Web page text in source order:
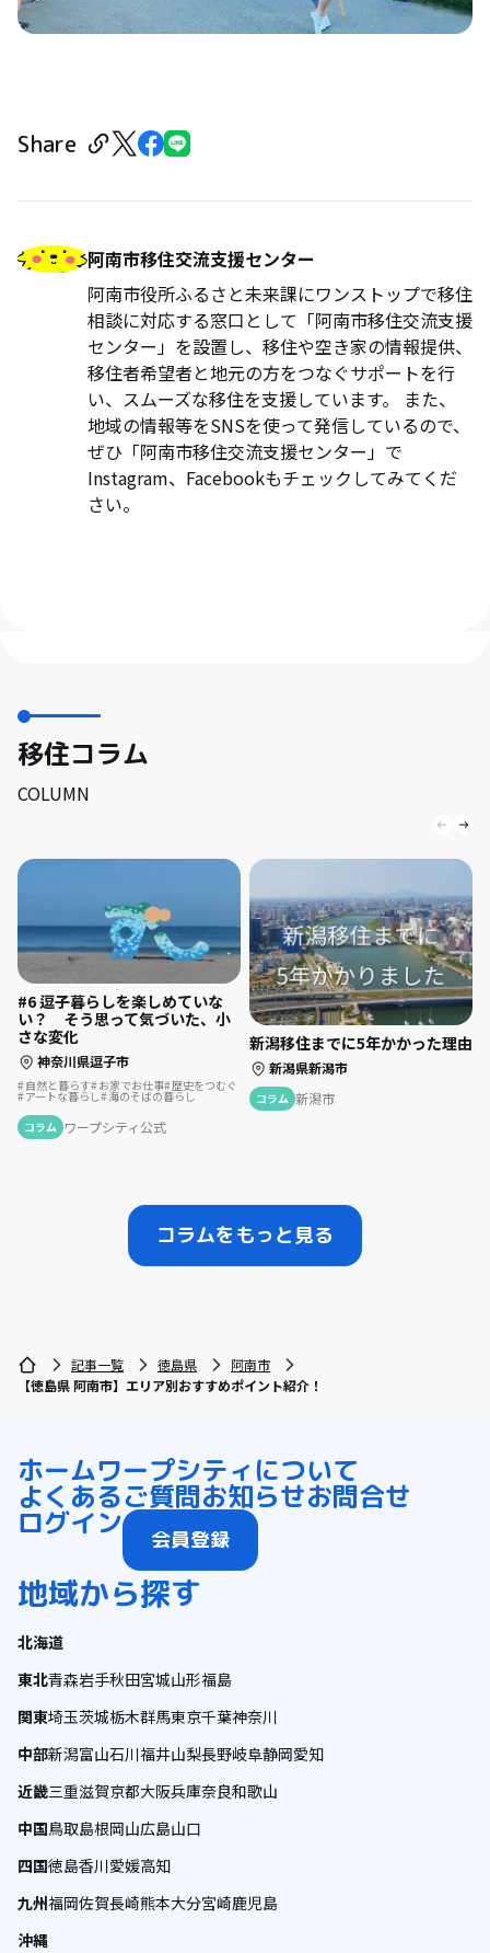
Share
阿南市移住交流支援センター
阿南市役所ふるさと未来課にワンストップで移住
相談に対応する窓口として「阿南市移住交流支援
センター」を設置し、移住や空き家の情報提供、
移住者希望者と地元の方をつなぐサポートを行
い、スムーズな移住を支援しています。 また、
地域の情報等をSNSを使って発信しているので、
ぜひ「阿南市移住交流支援センター」で
Instagram、Facebookもチェックしてみてくだ
さい。
移住コラム
COLUMN
#6 逗子暮らしを楽しめていな
い？ そう思って気づいた、小
さな変化
神奈川県逗子市
自然と暮らす お家でお仕事 歴史をつむぐ
アートな暮らし 海のそばの暮らし
コラム ワープシティ公式
新潟移住までに5年かかった理由
新潟県新潟市
コラム 新潟市
コラムをもっと見る
記事一覧 徳島県
阿南市
【徳島県 阿南市】エリア別おすすめポイント紹介！
ホームワープシティについて
よくあるご質問お知らせお問合せ
ログイン 会員登録
地域から探す
北海道
東北青森岩手秋田宮城山形福島
関東埼玉茨城栃木群馬東京千葉神奈川
中部新潟富山石川福井山梨長野岐阜静岡愛知
近畿三重滋賀京都大阪兵庫奈良和歌山
中国鳥取島根岡山広島山口
四国徳島香川愛媛高知
九州福岡佐賀長崎熊本大分宮崎鹿児島
沖縄